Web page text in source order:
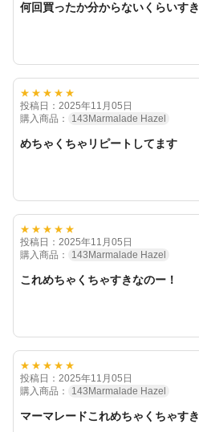
何回買ったか分からないくらいすき
★★★★★
投稿日：2025年11月05日
購入商品：
143Marmalade Hazel
めちゃくちゃリピートしてます
★★★★★
投稿日：2025年11月05日
購入商品：
143Marmalade Hazel
これめちゃくちゃすきなのー！
★★★★★
投稿日：2025年11月05日
購入商品：
143Marmalade Hazel
マーマレードこれめちゃくちゃすき
前の写真